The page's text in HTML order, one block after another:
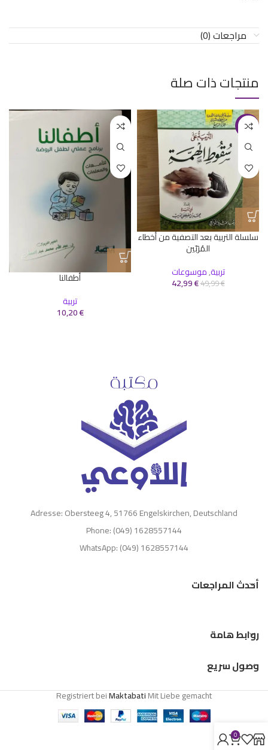
مراجعات (0)
منتجات ذات صلة
-14%
سلسلة التربية بعد التصفية من أخطاء
المُرَبّين
تربية,موسوعات
49,99€
42,99€
أطفالنا
تربية
10,20€
Adresse: Obersteeg 4, 51766 Engelskirchen, Deutschland
Phone: (049) 1628557144
WhatsApp: (049) 1628557144
أحدث المراجعات
روابط هامة
وصول سريع
Registriert beiMaktabatiMit Liebe gemacht
0